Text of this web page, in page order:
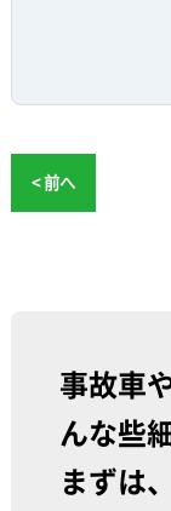
< 前へ
事故車
んな些
まずは